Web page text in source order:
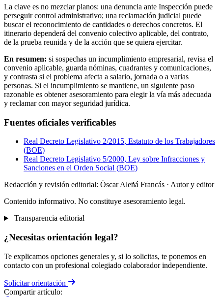
La clave es no mezclar planos: una denuncia ante Inspección puede
perseguir control administrativo; una reclamación judicial puede
buscar el reconocimiento de cantidades o derechos concretos. El
itinerario dependerá del convenio colectivo aplicable, del contrato,
de la prueba reunida y de la acción que se quiera ejercitar.
En resumen: si sospechas un incumplimiento empresarial, revisa el
convenio aplicable, guarda nóminas, cuadrantes y comunicaciones,
y contrasta si el problema afecta a salario, jornada o a varias
personas. Si el incumplimiento se mantiene, un siguiente paso
razonable es obtener asesoramiento para elegir la vía más adecuada
y reclamar con mayor seguridad jurídica.
Fuentes oficiales verificables
Real Decreto Legislativo 2/2015, Estatuto de los Trabajadores
(BOE)
Real Decreto Legislativo 5/2000, Ley sobre Infracciones y
Sanciones en el Orden Social (BOE)
Redacción y revisión editorial: Òscar Aleñá Francás · Autor y editor
Contenido informativo. No constituye asesoramiento legal.
Transparencia editorial
¿Necesitas orientación legal?
Te explicamos opciones generales y, si lo solicitas, te ponemos en
contacto con un profesional colegiado colaborador independiente.
Solicitar orientación
Compartir artículo: